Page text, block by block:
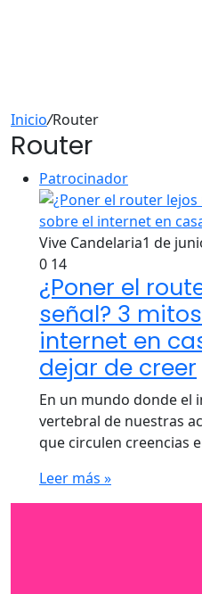
Inicio/Router
Router
Patrocinador
Vive Candelaria1 de
0 14
¿Poner el
señal? 3
internet en
dejar de creer
En un mundo donde el
vertebral de nuestras
que circulen creencias
Leer más »